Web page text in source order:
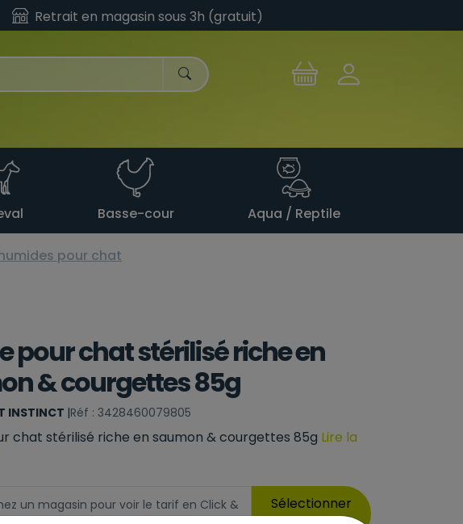
Retrait en magasin sous 3h (gratuit)
Basse-cour Aqua / Reptile
pour chat
pour chat stérilisé riche en
& courgettes 85g
INSTINCT |Réf : 3428460079805
chat stérilisé riche en saumon & courgettes 85g Lire la
un magasin pour voir le tarif en Click &
Sélectionner